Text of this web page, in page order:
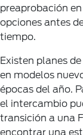
preaprobación
opciones antes
tiempo.
Existen planes
en modelos
épocas del año.
el intercambio
transición a una
encontrar una